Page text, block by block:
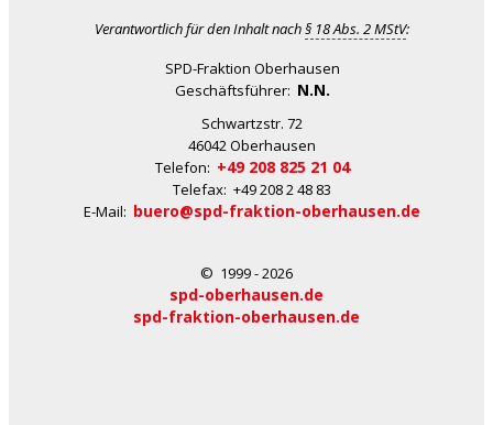
Verantwortlich für den Inhalt nach§ 18 Abs. 2 MStV:
SPD-Fraktion Oberhausen
Geschäftsführer: N.N.
Schwartzstr. 72
46042 Oberhausen
Telefon: +49 208 825 21 04
Telefax: +49 208 2 48 83
E-Mail: buero@spd-fraktion-oberhausen.de
© 1999 - 2026
spd-oberhausen.de
spd-fraktion-oberhausen.de